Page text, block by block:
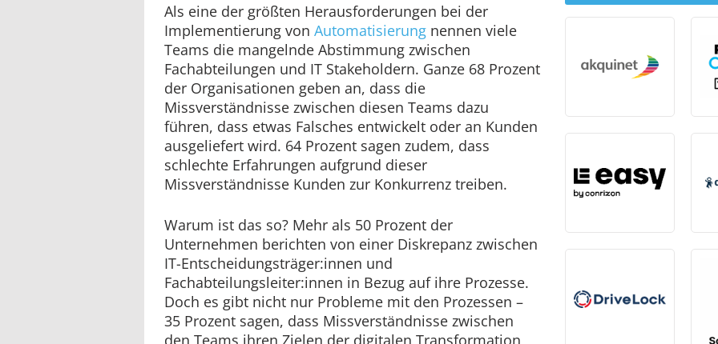
Als eine der größten Herausforderungen bei der
Implementierung von Automatisierung nennen viele
Teams die mangelnde Abstimmung zwischen
Fachabteilungen und IT Stakeholdern. Ganze 68 Prozent
der Organisationen geben an, dass die
Missverständnisse zwischen diesen Teams dazu
führen, dass etwas Falsches entwickelt oder an Kunden
ausgeliefert wird. 64 Prozent sagen zudem, dass
schlechte Erfahrungen aufgrund dieser
Missverständnisse Kunden zur Konkurrenz treiben.
Warum ist das so? Mehr als 50 Prozent der
Unternehmen berichten von einer Diskrepanz zwischen
IT-Entscheidungsträger:innen und
Fachabteilungsleiter:innen in Bezug auf ihre Prozesse.
Doch es gibt nicht nur Probleme mit den Prozessen –
35 Prozent sagen, dass Missverständnisse zwischen
den Teams ihren Zielen der digitalen Transformation